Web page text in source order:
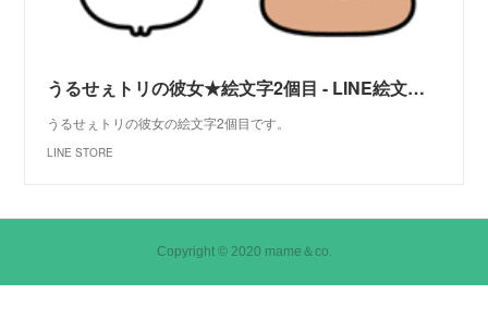
うるせぇトリの彼女★絵文字2個目 - LINE絵文字 | LINE STORE
うるせぇトリの彼女の絵文字2個目です。
LINE STORE
Copyright © 2020 mame＆co.